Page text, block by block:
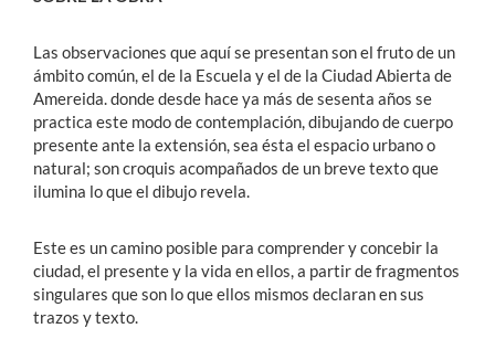
Las observaciones que aquí se presentan son el fruto de un
ámbito común, el de la Escuela y el de la Ciudad Abierta de
Amereida. donde desde hace ya más de sesenta años se
practica este modo de contemplación, dibujando de cuerpo
presente ante la extensión, sea ésta el espacio urbano o
natural; son croquis acompañados de un breve texto que
ilumina lo que el dibujo revela.
Este es un camino posible para comprender y concebir la
ciudad, el presente y la vida en ellos, a partir de fragmentos
singulares que son lo que ellos mismos declaran en sus
trazos y texto.